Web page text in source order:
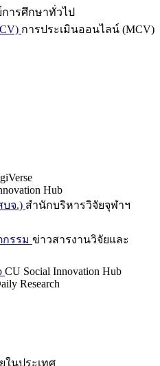
ารศึกษาทั่วไป
การประเมินออนไลน์ (MCV)
Hub
บจ.) สำนักบริหารวิจัยจุฬาฯ
รรม ข่าวสารงานวิจัยและ
CU Social Innovation Hub
Research
ในประเทศ